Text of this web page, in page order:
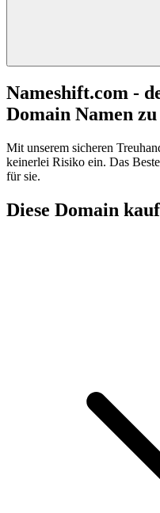
Nameshift.com -
Domain Namen
Mit unserem sicheren
keinerlei Risiko ein. Das
für sie.
Diese Domain